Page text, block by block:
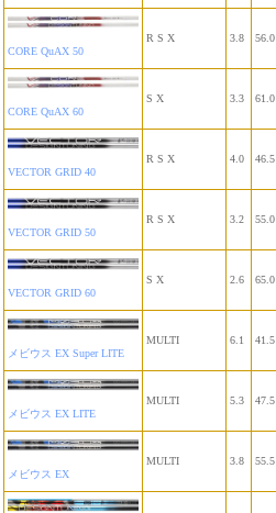
CORE QuAX 50
R S X 3.8 56.0
CORE QuAX 60
S X 3.3 61.0
VECTOR GRID 40
R S X 4.0 46.5
VECTOR GRID 50
R S X 3.2 55.0
VECTOR GRID 60
S X 2.6 65.0
メビウス EX Super LITE
MULTI 6.1 41.5
メビウス EX LITE
MULTI 5.3 47.5
メビウス EX
MULTI 3.8 55.5